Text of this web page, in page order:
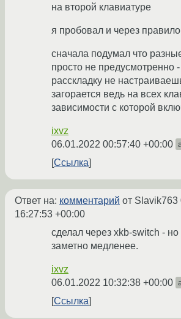
на второй клавиатуре
я пробовал и через
сначала подумал что
просто не предусмотренно -
расскладку не
загорается ведь на всех
зависимости с которой
ixvz
06.01.2022 00:57:40 +00:00
Ссылка
Ответ на: комментарий от Slavik763
16:27:53 +00:00
сделал через xkb-switch - но
заметно медленее.
ixvz
06.01.2022 10:32:38 +00:00
Ссылка